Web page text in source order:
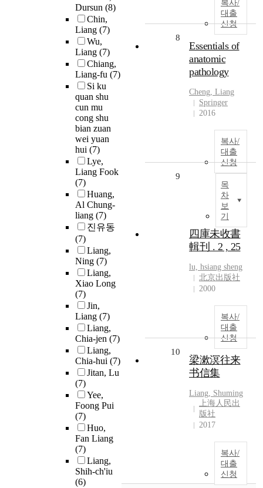
Dursun (8)
Chin,
Liang (7)
Wu,
Liang (7)
Chiang,
Liang-fu (7)
Si ku
quan shu
cun mu
cong shu
bian zuan
wei yuan
hui (7)
Lye,
Liang Fook
(7)
Huang,
Al Chung-
liang (7)
진유동
(7)
Liang,
Ning (7)
Liang,
Xiao Long
(7)
Jin,
Liang (7)
Liang,
Chia-jen (7)
Liang,
Chia-hui (7)
Jitan, Lu
(7)
Yee,
Foong Pui
(7)
Huo,
Fan Liang
(7)
Liang,
Shih-ch'iu
(6)
복사/
대출
신청
8
Essentials of
anatomic
pathology
Cheng, Liang
Springer
2016
복사/
대출
신청
목
차
보
기
9
四庫未收書
輯刊 . 2 , 25
lu, hsiang sheng
北京出版社
2000
복사/
대출
신청
10
梁漱溟往来
书信集
Liang, Shuming
上海人民出
版社
2017
복사/
대출
신청